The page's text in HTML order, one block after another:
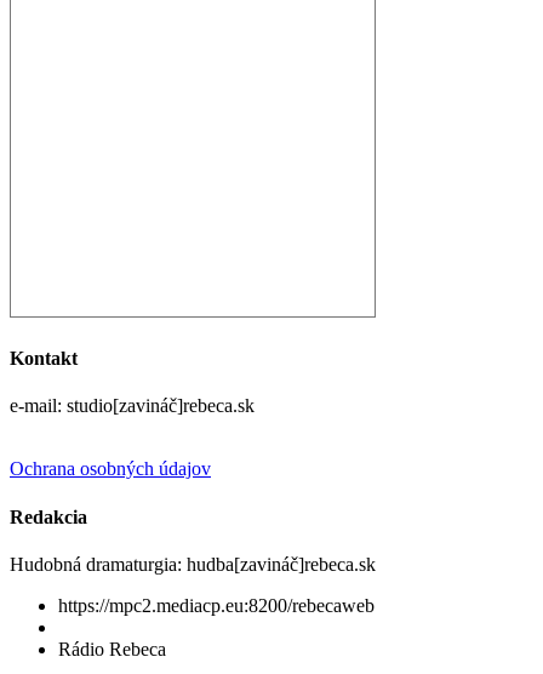
Kontakt
e-mail: studio[zavináč]rebeca.sk
Ochrana osobných údajov
Redakcia
Hudobná dramaturgia: hudba[zavináč]rebeca.sk
https://mpc2.mediacp.eu:8200/rebecaweb
Rádio Rebeca